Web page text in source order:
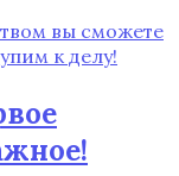
вы сможете
к делу!